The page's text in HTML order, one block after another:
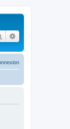
Rechercher